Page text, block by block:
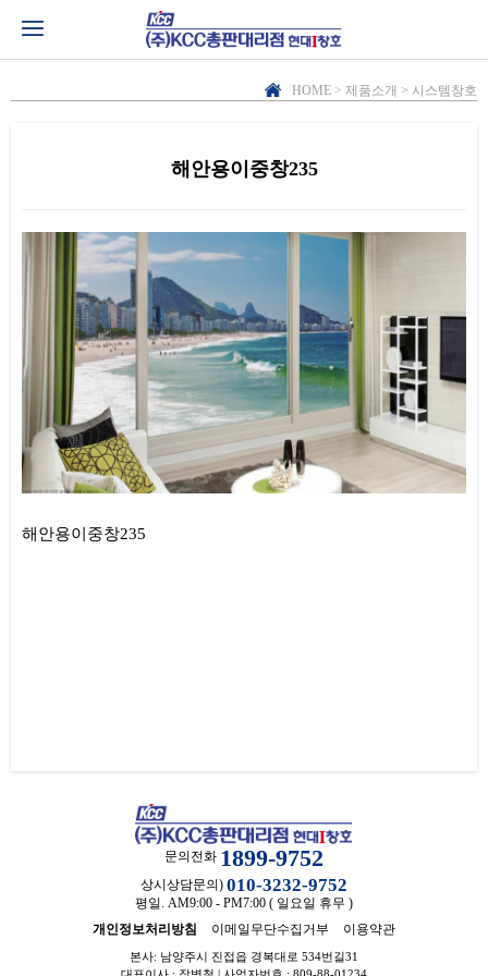
HOME > 제품소개 > 시스템창호
해안용이중창235
본문
해안용이중창235
문의전화 1899-9752
상시상담문의) 010-3232-9752
평일. AM9:00 - PM7:00 ( 일요일 휴무 )
개인정보처리방침
이메일무단수집거부 이용약관
본사: 남양주시 진접읍 경복대로 534번길31